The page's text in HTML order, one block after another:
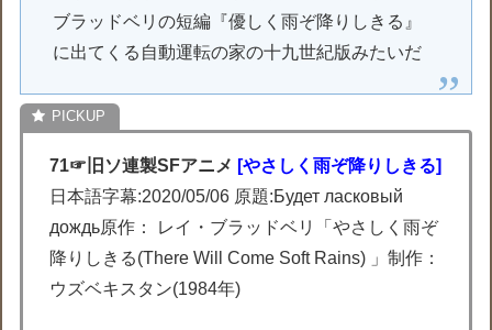
ブラッドベリの短編『優しく雨ぞ降りしきる』
に出てくる自動運転の家の十九世紀版みたいだ
71☞旧ソ連製SFアニメ [やさしく雨ぞ降りしきる]
日本語字幕:2020/05/06 原題:Будет ласковый
дождь原作： レイ・ブラッドベリ「やさしく雨ぞ
降りしきる(There Will Come Soft Rains) 」制作：
ウズベキスタン(1984年)